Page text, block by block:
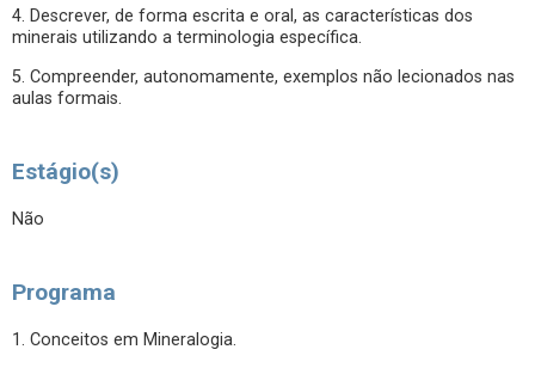
4. Descrever, de forma escrita e oral, as características dos
minerais utilizando a terminologia específica.
5. Compreender, autonomamente, exemplos não lecionados nas
aulas formais.
Estágio(s)
Não
Programa
1. Conceitos em Mineralogia.